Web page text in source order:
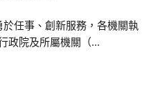
任事、創新服務，各機關執
政院及所屬機關（...